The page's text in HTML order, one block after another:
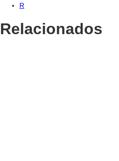
R
Relacionados